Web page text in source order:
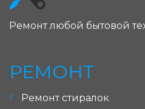
Ремонт любой бытовой
РЕМОНТ
Ремонт стиралок